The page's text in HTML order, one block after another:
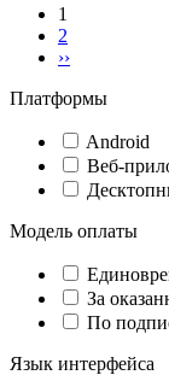
1
2
››
Платформы
Android
Веб-
Модель оплаты
За
По
Язык интерфейса